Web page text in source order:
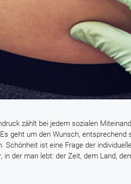
zählt bei jedem sozialen
geht um den Wunsch, entsprechend
ist eine Frage der
der man lebt: der Zeit, dem Land,